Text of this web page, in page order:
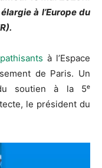
à l’Europe du
à l’Espace
de Paris. Un
soutien à la 5ᵉ
le président du